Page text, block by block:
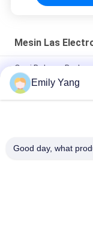
Mesin Las
Opsi Bahasa
Las Elektrofusi
Mesin Las
Emily Yang
Good day, what